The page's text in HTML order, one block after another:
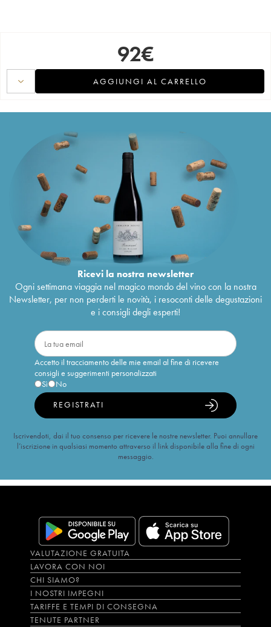
92€
AGGIUNGI AL CARRELLO
Ricevi la nostra newsletter
Ogni settimana viaggia nel magico mondo del vino con la nostra
Newsletter, per non perderti le novità, i resoconti delle degustazioni
e i consigli degli esperti!
Accetto il tracciamento delle mie email al fine di ricevere
consigli e suggerimenti personalizzati
Sì
No
REGISTRATI
Iscrivendoti, dai il tuo consenso per ricevere le nostre newsletter. Puoi annullare
l’iscrizione in qualsiasi momento attraverso il link disponibile alla fine di ogni
messaggio.
VALUTAZIONE GRATUITA
LAVORA CON NOI
CHI SIAMO?
I NOSTRI IMPEGNI
TARIFFE E TEMPI DI CONSEGNA
TENUTE PARTNER